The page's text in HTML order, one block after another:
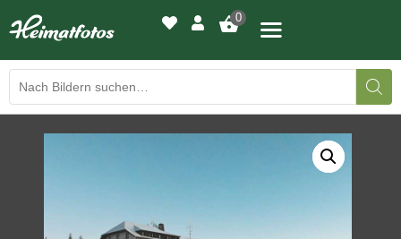
0
LED-LEUCHTBILDER